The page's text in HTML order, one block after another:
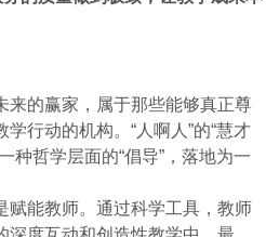
来的赢家，属于那些能够真正尊
行动的机构。“人啊人”的“慧才
种哲学层面的“倡导”，落地为一
赋能教师。通过科学工具，教师